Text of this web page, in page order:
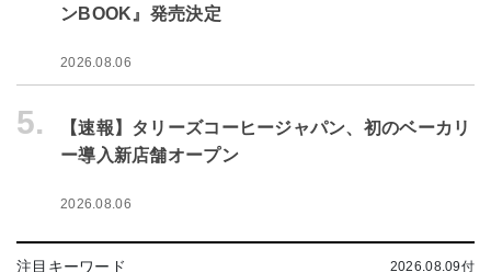
ンBOOK』発売決定
2026.08.06
5.
【速報】タリーズコーヒージャパン、初のベーカリ
ー導入新店舗オープン
2026.08.06
注目キーワード 2026.08.09付